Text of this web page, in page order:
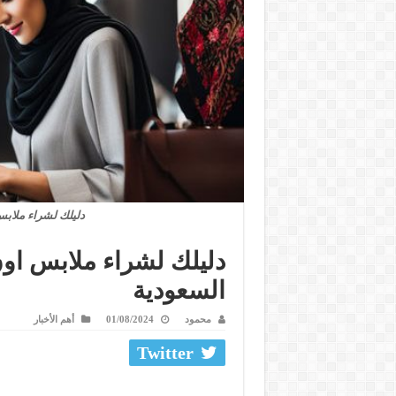
دليلك لشراء
دليلك لشراء ملابس
السعودية
محمود 01/08/2024 أهم الأخبار
Twitter